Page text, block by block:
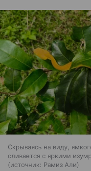
Скрываясь на виду,
сливается с яркими
источник: Рамиз Али